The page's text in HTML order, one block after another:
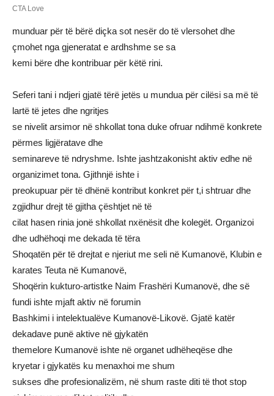
munduar për të bërë diçka sot nesër do të vlersohet dhe
çmohet nga gjeneratat e ardhshme se sa
kemi bëre dhe kontribuar për këtë rini.
Seferi tani i ndjeri gjatë tërë jetës u mundua për cilësi sa më të
lartë të jetes dhe ngritjes
se nivelit arsimor në shkollat tona duke ofruar ndihmë konkrete
përmes ligjëratave dhe
seminareve të ndryshme. Ishte jashtzakonisht aktiv edhe në
organizimet tona. Gjithnjë ishte i
preokupuar për të dhënë kontribut konkret për t,i shtruar dhe
zgjidhur drejt të gjitha çështjet në të
cilat hasen rinia jonë shkollat nxënësit dhe kolegët. Organizoi
dhe udhëhoqi me dekada të tëra
Shoqatën për të drejtat e njeriut me seli në Kumanovë, Klubin e
karates Teuta në Kumanovë,
Shoqërin kukturo-artistke Naim Frashëri Kumanovë, dhe së
fundi ishte mjaft aktiv në forumin
Bashkimi i intelektualëve Kumanovë-Likovë. Gjatë katër
dekadave punë aktive në gjykatën
themelore Kumanovë ishte në organet udhëheqëse dhe
kryetar i gjykatës ku menaxhoi me shum
sukses dhe profesionalizëm, në shum raste diti të thot stop